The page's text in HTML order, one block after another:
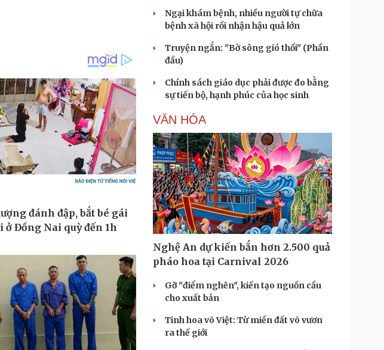
Ngại khám bệnh, nhiều người tự chữa
bệnh xã hội rồi nhận hậu quả lớn
Truyện ngắn: "Bờ sông gió thổi" (Phần
đầu)
Chính sách giáo dục phải được đo bằng
sự tiến bộ, hạnh phúc của học sinh
VĂN HÓA
Nghệ An dự kiến bắn hơn 2.500 quả
pháo hoa tại Carnival 2026
Gỡ "điểm nghẽn", kiến tạo nguồn cầu
cho xuất bản
Tinh hoa võ Việt: Từ miền đất võ vươn
ra thế giới